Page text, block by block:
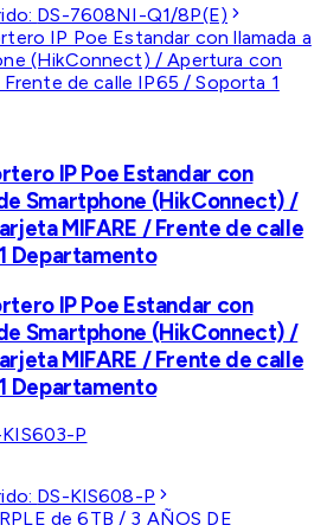
DS-7608NI-Q1/8P(E)
IP Poe Estandar con
Smartphone (HikConnect) /
MIFARE / Frente de calle
Departamento
IP Poe Estandar con
Smartphone (HikConnect) /
MIFARE / Frente de calle
Departamento
KIS603-P
DS-KIS608-P